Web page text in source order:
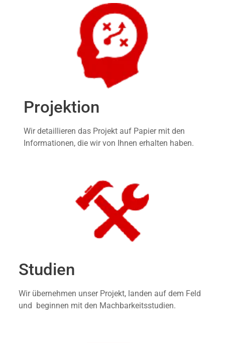
Projektion
Wir detaillieren das Projekt auf Papier mit den
Informationen, die wir von Ihnen erhalten haben.
Studien
Wir übernehmen unser Projekt, landen auf dem Feld
und beginnen mit den Machbarkeitsstudien.